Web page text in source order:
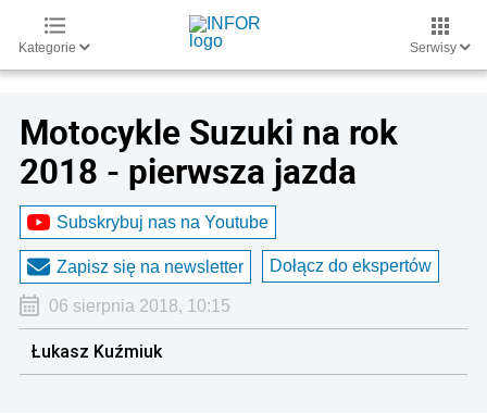
Kategorie Serwisy
Motocykle Suzuki na rok
2018 - pierwsza jazda
Subskrybuj nas na Youtube
Zapisz się na newsletter Dołącz do ekspertów
06 sierpnia 2018, 10:15
Łukasz Kuźmiuk